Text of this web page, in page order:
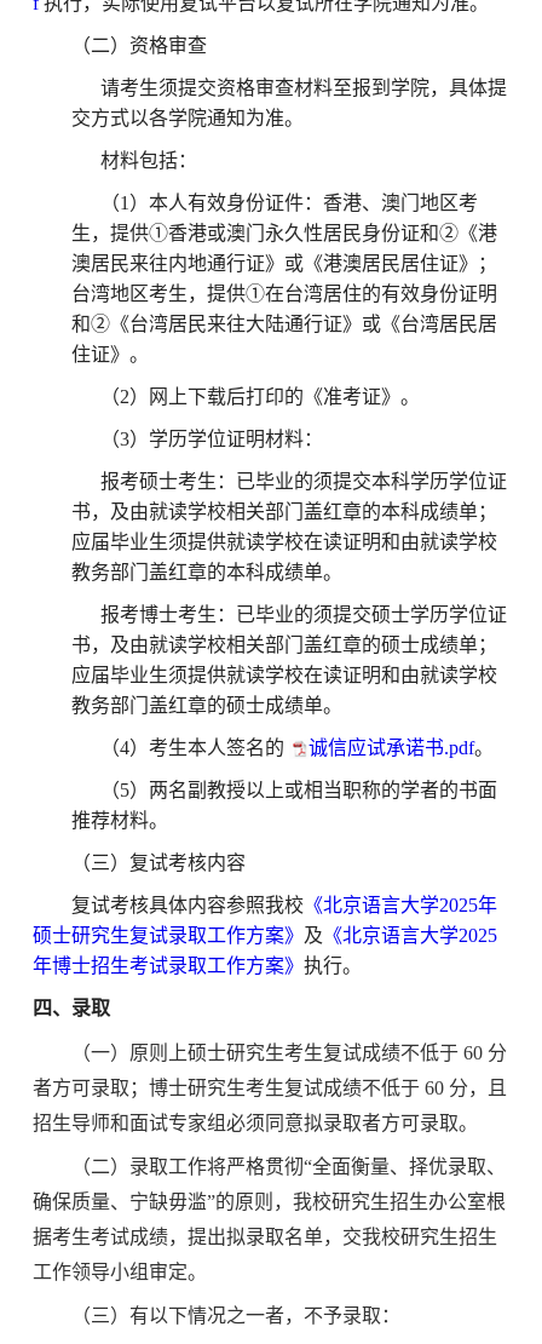
（二） 资格审查
请考生须提交资格审查材料至报到学院，具体提
交方式以各学院通知为准。
材料包括：
（1）本人有效身份证件：香港、澳门地区考
生，提供①香港或澳门永久性居民身份证和②《港
澳居民来往内地通行证》或《港澳居民居住证》；
台湾地区考生，提供①在台湾居住的有效身份证明
和②《台湾居民来往大陆通行证》或《台湾居民居
住证》。
（2）网上下载后打印的《准考证》。
（3）学历学位证明材料：
报考硕士考生：已毕业的须提交本科学历学位证
书，及由就读学校相关部门盖红章的本科成绩单；
应届毕业生须提供就读学校在读证明和由就读学校
教务部门盖红章的本科成绩单。
报考博士考生：已毕业的须提交硕士学历学位证
书，及由就读学校相关部门盖红章的硕士成绩单；
应届毕业生须提供就读学校在读证明和由就读学校
教务部门盖红章的硕士成绩单。
（4）考生本人签名的 诚信应试承诺书.pdf。
（5）两名副教授以上或相当职称的学者的书面
推荐材料。
（三）复试考核内容
复试考核具体内容参照我校 《北京语言大学2025年
硕士研究生复试录取工作方案》 及 《北京语言大学2025
年博士招生考试录取工作方案》 执行。
四、录取
（一）原则上硕士研究生考生复试成绩不低于 60 分
者方可录取；博士研究生考生复试成绩不低于 60 分，且
招生导师和面试专家组必须同意拟录取者方可录取。
（二）录取工作将严格贯彻“全面衡量、择优录取、
确保质量、宁缺毋滥”的原则，我校研究生招生办公室根
据考生考试成绩，提出拟录取名单，交我校研究生招生
工作领导小组审定。
（三）有以下情况之一者，不予录取：